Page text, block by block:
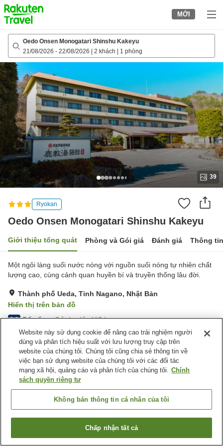
to
top
page
MỚI
Oedo Onsen Monogatari Shinshu Kakeyu
21/08/2026 - 22/08/2026 2 khách 1 phòng
39
Ryokan
Oedo Onsen Monogatari Shinshu Kakeyu
Giới thiệu tổng quát Phòng và Gói giá Đánh giá Thông
Một ngôi làng suối nước nóng với nguồn suối nóng tự nhiên chất
lượng cao, cùng cảnh quan huyền bí và truyền thống lâu đời.
Thành phố Ueda, Tỉnh Nagano, Nhật Bản
Hiển thị trên bản đồ
3.9 Rất tốt Đánh giá:465lượt
Tiện nghi chỗ nghỉ
Bãi đỗ xe
Nhà hàng
Máy bán hàng tự động
Cửa hàng
Nhật Bản Tỉnh Nagano
Thành phố Ueda
Oedo Onsen Monogatari Shinshu Kakeyu
Tìm phòng trống
Website này sử dụng cookie để nâng cao trải nghiệm người
dùng và phân tích hiệu suất với lưu lượng truy cập trên
website của chúng tôi. Chúng tôi cũng chia sẻ thông tin về
việc bạn sử dụng website của chúng tôi với các đối tác
mạng xã hội, quảng cáo và phân tích của chúng tôi. Chính
sách quyền riêng tư
Không bán thông tin cá nhân của tôi
Chấp nhận tất cả